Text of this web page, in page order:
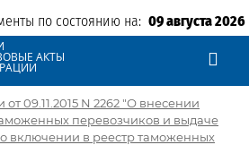
по состоянию на: 09 августа 2026
АКТЫ
09.11.2015 N 2262 "О внесении
перевозчиков и выдаче
о включении в реестр таможенных